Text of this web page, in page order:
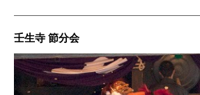
壬生寺 節分会